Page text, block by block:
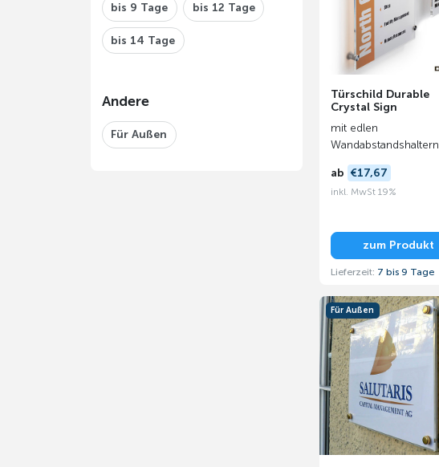
bis 9 Tage bis 12 Tage
bis 14 Tage
Andere
Für Außen
Türschild Durable
Crystal Sign
mit edlen
Wandabstandshaltern
ab €17,67
inkl. MwSt 19%
zum Produkt
Lieferzeit: 7 bis 9 Tage
Für Außen